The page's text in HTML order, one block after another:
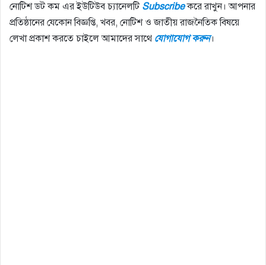
নোটিশ ডট কম এর ইউটিউব চ্যানেলটি Subscribeকরে রাখুন। আপনার
প্রতিষ্ঠানের যেকোন বিজ্ঞপ্তি, খবর, নোটিশ ও জাতীয় রাজনৈতিক বিষয়ে
লেখা প্রকাশ করতে চাইলে আমাদের সাথে যোগাযোগ করুন।